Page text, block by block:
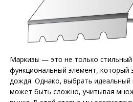
Маркизы — это не только
функциональный элемент, который
дождя. Однако, выбрать идеальный
может быть сложно, учитывая